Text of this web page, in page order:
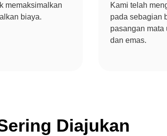
memaksimalkan
biaya.
Kami telah
pada sebagian
pasangan mata
dan emas.
Diajukan